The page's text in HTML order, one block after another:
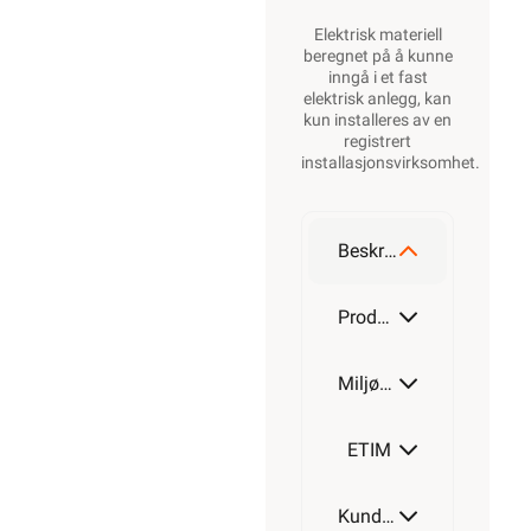
Elektrisk materiell
beregnet på å kunne
inngå i et fast
elektrisk anlegg, kan
kun installeres av en
registrert
installasjonsvirksomhet.
Beskrivelse
Produktdetaljer
Miljøparametere
ETIM
Kundeomtale